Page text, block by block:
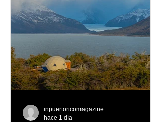
LG presentará robot
para el hogar en CES
2026, compartiendo su
visión del “Zero Labor
Home”
inpuertoricomagazine
hace 1 día